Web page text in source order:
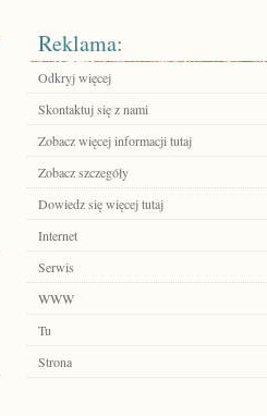
Reklama:
Odkryj więcej
Skontaktuj się z nami
Zobacz więcej informacji tutaj
Zobacz szczegóły
Dowiedz się więcej tutaj
Internet
Serwis
WWW
Tu
Strona